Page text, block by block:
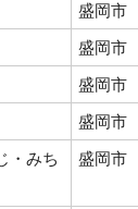
盛岡市
盛岡市
盛岡市
盛岡市
みち
盛岡市